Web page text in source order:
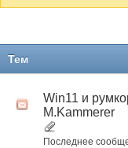
Тем
Win11 и
M.Kammerer
Последнее